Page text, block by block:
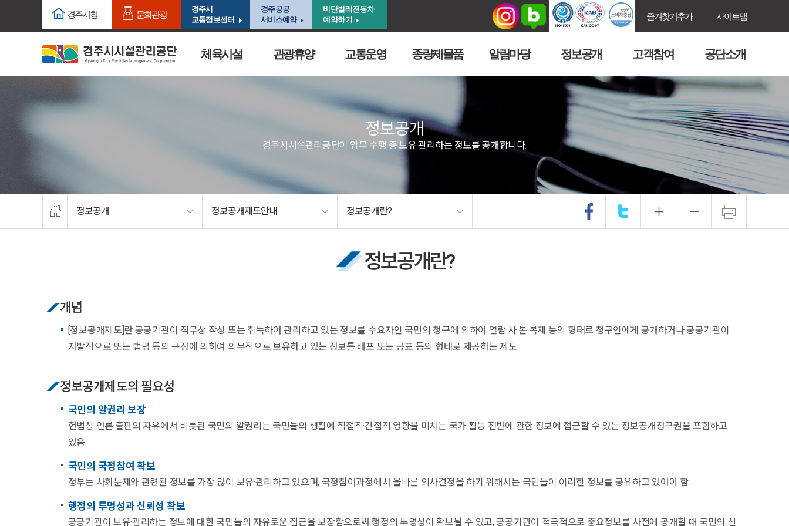
주요메뉴로 건너뛰기
경주시청 문화관광
경주시
교통정보센터
경주공공
서비스예약
비단벌레전동차
예약하기
즐겨찾기추가 사이트맵
체육시설 관광휴양 교통운영 종량제물품 알림마당 정보공개 고객참여 공단소개
정보공개
경주시시설관리공단이 업무 수행 중 보유·관리하는 정보를 공개합니다.
정보공개 정보공개제도안내 정보공개란?
정보공개란?
개념
[정보공개제도]란 공공기관이 직무상 작성 또는 취득하여 관리하고 있는 정보를 수요자인 국민의 청구에 의하여 열람·사 본·복제 등의 형태로 청구인에게 공개하거나 공공기관이
자발적으로 또는 법령 등의 규정에 의하여 의무적으로 보유하고 있는 정보를 배포 또는 공표 등의 형태로 제공하는 제도
정보공개제도의 필요성
국민의 알권리 보장
헌법상 언론·출판의 자유에서 비롯된 국민의 알권리는 국민들의 생활에 직접적·간접적 영향을 미치는 국가 활동 전반에 관한 정보에 접근할 수 있는 정보공개청구권을 포함하고
있음.
국민의 국정참여 확보
정부는 사회문제와 관련된 정보를 가장 많이 보유·관리하고 있으며, 국정참여과정에서 올바른 의사결정을 하기 위해서는 국민들이 이러한 정보를 공유하고 있어야 함.
행정의 투명성과 신뢰성 확보
공공기관이 보유·관리하는 정보에 대한 국민들의 자유로운 접근을 보장함으로써 행정의 투명성이 확보될 수 있고, 공공기관이 적극적으로 중요정보를 사전에 공개할 때 국민의 신